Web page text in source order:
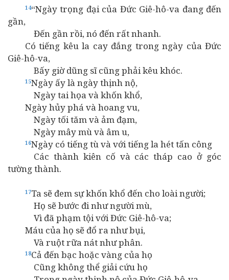
14“Ngày trọng đại của Đức Giê-hô-va đang đến
gần,
Đến gần rồi, nó đến rất nhanh.
Có tiếng kêu la cay đắng trong ngày của Đức
Giê-hô-va,
Bấy giờ dũng sĩ cũng phải kêu khóc.
15Ngày ấy là ngày thịnh nộ,
Ngày tai họa và khốn khổ,
Ngày hủy phá và hoang vu,
Ngày tối tăm và ảm đạm,
Ngày mây mù và âm u,
16Ngày có tiếng tù và với tiếng la hét tấn công
Các thành kiên cố và các tháp cao ở góc
tường thành.
17Ta sẽ đem sự khốn khổ đến cho loài người;
Họ sẽ bước đi như người mù,
Vì đã phạm tội với Đức Giê-hô-va;
Máu của họ sẽ đổ ra như bụi,
Và ruột rữa nát như phân.
18Cả đến bạc hoặc vàng của họ
Cũng không thể giải cứu họ